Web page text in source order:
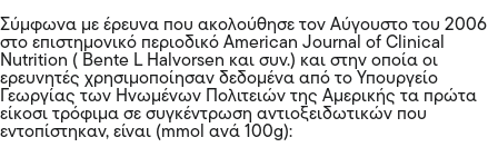
Σύμφωνα με έρευνα που ακολούθησε τον Αύγουστο του 2006
στο επιστημονικό περιοδικό American Journal of Clinical
Nutrition ( Bente L Halvorsen και συν.) και στην οποία οι
ερευνητές χρησιμοποίησαν δεδομένα από το Υπουργείο
Γεωργίας των Ηνωμένων Πολιτειών της Αμερικής τα πρώτα
είκοσι τρόφιμα σε συγκέντρωση αντιοξειδωτικών που
εντοπίστηκαν, είναι (mmol ανά 100g):